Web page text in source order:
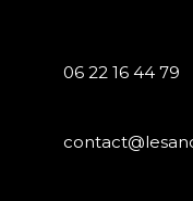
06 22 16 44 79